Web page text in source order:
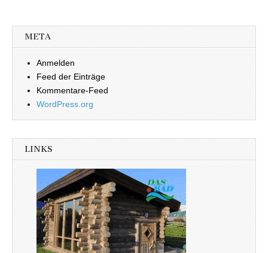
META
Anmelden
Feed der Einträge
Kommentare-Feed
WordPress.org
LINKS